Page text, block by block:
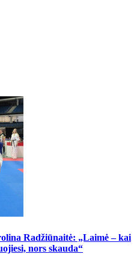
Radžiūnaitė: „Laimė – kai
nors skauda“